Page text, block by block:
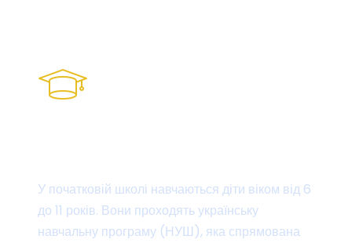
У початковій школі навчаються діти віком від 6
до 11 років. Вони проходять українську
навчальну програму (НУШ), яка спрямована